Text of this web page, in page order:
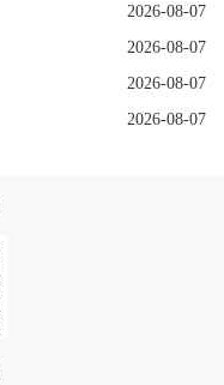
2026-08-07
2026-08-07
2026-08-07
2026-08-07